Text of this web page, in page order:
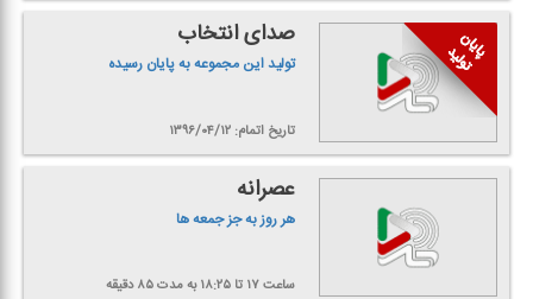
صدای انتخاب
تولید این مجموعه به پایان رسیده
تاریخ اتمام: ۱۳۹۶/۰۴/۱۲
عصرانه
هر روز به جز جمعه ها
ساعت ۱۷ تا ۱۸:۲۵ به مدت ۸۵ دقیقه